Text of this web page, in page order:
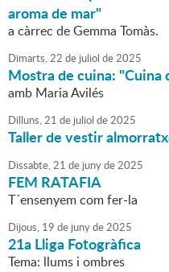
aroma de mar"
a càrrec de Gemma Tomàs.
Dimarts,22 de juliol de2025
Mostra de cuina: "Cuina
amb Maria Avilés
Dilluns,21 de juliol de2025
Taller de vestir
Dissabte,21 de junyde2025
FEM RATAFIA
T´ensenyem com fer-la
Dijous, 19 de junyde2025
21a Lliga Fotogràfica
Tema: llums i ombres